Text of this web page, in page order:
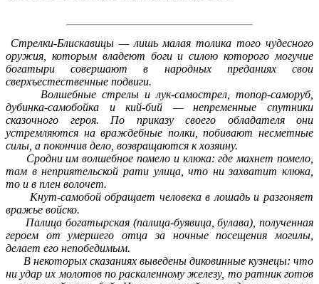
Стрелки-Блискавицы — лишь малая толика того чудесного
оружия, которым владеют боги и силою которого могучие
богатыри совершают в народных преданиях свои
сверхъестественные подвиги.
Волшебные стрелы и лук-самострел, топор-саморуб,
дубинка-самобойка и кий-бий — непременные спутники
сказочного героя. По приказу своего обладателя они
устремляются на враждебные полки, побивают несметные
силы, а покончив дело, возвращаются к хозяину.
Сродни им волшебное помело и клюка: где махнет помело,
там в неприятельской рати улица, что ни захватит клюка,
то и в плен волочет.
Кнут-самобой обращает человека в лошадь и разгоняет
вражье войско.
Палица богатырская (палица-буявица, булава), полученная
героем от умершего отца за ночные посещения могилы,
делает его непобедимым.
В некоторых сказаниях выведены диковинные кузнецы: что
ни удар их молотов по раскаленному железу, то ратник готов